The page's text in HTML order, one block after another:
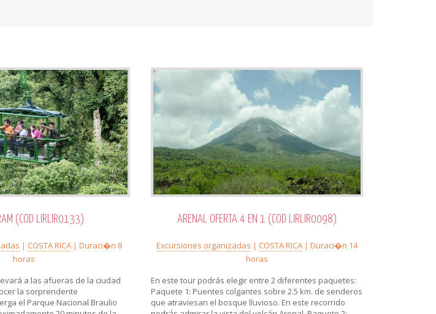
(COD LIRLIR0133)
| COSTA RICA | Duraci�n 8
horas
a las afueras de la ciudad
la sorprendente
el Parque Nacional Braulio
ARENAL OFERTA 4 EN 1 (COD LIRLIR0098)
Excursiones organizadas | COSTA RICA| Duraci�n 14
horas
En este tour podrás elegir entre 2 diferentes paquetes:
Paquete 1: Puentes colgantes sobre 2.5 km. de senderos
que atraviesan el bosque lluvioso. En este recorrido